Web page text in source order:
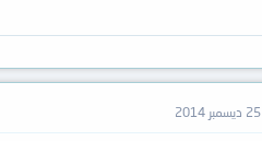
25 ديسمبر 2014